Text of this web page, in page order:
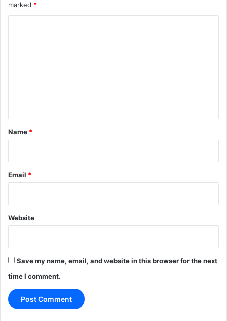
marked *
*
Name *
Email *
Website
Save my name, email, and website in this browser for the next
time I comment.